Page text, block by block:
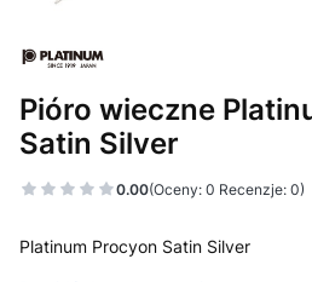
Pióro wieczne
Satin Silver
0.00(Oceny: 0 Recenzje: 0)
Platinum Procyon Satin Silver